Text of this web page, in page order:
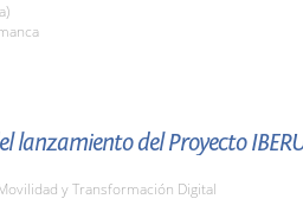
lanzamiento del Proyecto
y Transformación Digital